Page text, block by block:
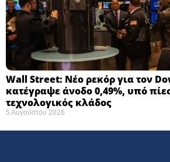
Wall Street: Νέο ρεκόρ για τον
κατέγραψε άνοδο 0,49%, υπό
τεχνολογικός κλάδος
5 Αυγούστου 2026